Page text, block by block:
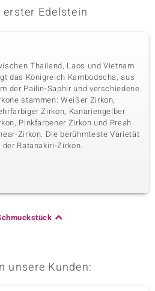
Edelstein
Thailand, Laos und Vietnam
das Königreich Kambodscha, aus
der Pailin-Saphir und verschiedene
stammen: Weißer Zirkon,
Zirkon, Kanariengelber
Pinkfarbener Zirkon und Preah
Zirkon. Die berühmteste Varietät
der Ratanakiri-Zirkon.
unsere Kunden: